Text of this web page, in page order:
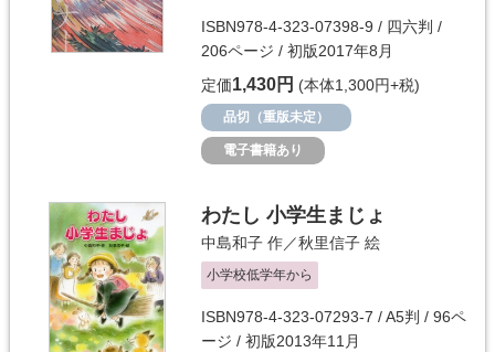
ISBN978-4-323-07398-9 / 四六判 /
206ページ / 初版2017年8月
定価1,430円 (本体1,300円+税)
品切（重版未定）
電子書籍あり
わたし 小学生まじょ
中島和子 作／秋里信子 絵
小学校低学年から
ISBN978-4-323-07293-7 / A5判 / 96ペ
ージ / 初版2013年11月